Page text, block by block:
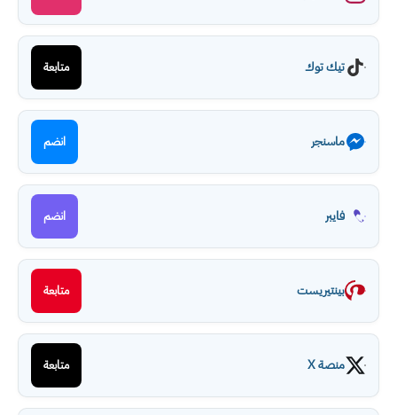
تيك توك متابعة
ماسنجر انضم
فايبر انضم
بينتيريست متابعة
منصة X متابعة